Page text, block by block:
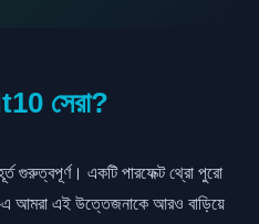
সেরা?
গুরুত্বপূর্ণ। একটি পারফেক্ট থ্রো পুরো
এ আমরা এই উত্তেজনাকে আরও বাড়িয়ে